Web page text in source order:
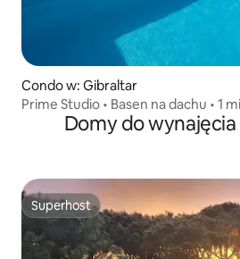
Condo w: Gibraltar
Prime Studio • Basen na dachu • 1
Domy do
Superhost
Superhost